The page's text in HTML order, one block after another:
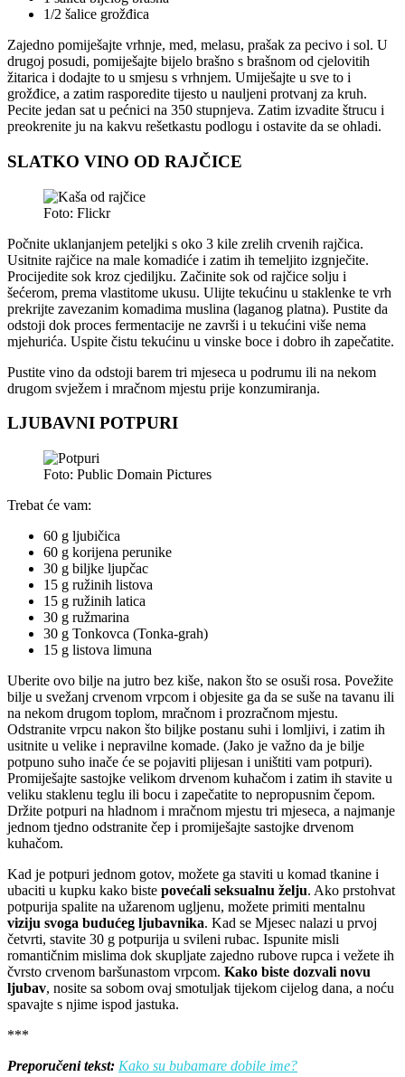
1/2 šalice grožđica
Zajedno pomiješajte vrhnje, med, melasu, prašak za pecivo i sol. U
drugoj posudi, pomiješajte bijelo brašno s brašnom od cjelovitih
žitarica i dodajte to u smjesu s vrhnjem. Umiješajte u sve to i
grožđice, a zatim rasporedite tijesto u nauljeni protvanj za kruh.
Pecite jedan sat u pećnici na 350 stupnjeva. Zatim izvadite štrucu i
preokrenite ju na kakvu rešetkastu podlogu i ostavite da se ohladi.
SLATKO VINO OD RAJČICE
Foto: Flickr
Počnite uklanjanjem peteljki s oko 3 kile zrelih crvenih rajčica.
Usitnite rajčice na male komadiće i zatim ih temeljito izgnječite.
Procijedite sok kroz cjediljku. Začinite sok od rajčice solju i
šećerom, prema vlastitome ukusu. Ulijte tekućinu u staklenke te vrh
prekrijte zavezanim komadima muslina (laganog platna). Pustite da
odstoji dok proces fermentacije ne završi i u tekućini više nema
mjehurića. Uspite čistu tekućinu u vinske boce i dobro ih zapečatite.
Pustite vino da odstoji barem tri mjeseca u podrumu ili na nekom
drugom svježem i mračnom mjestu prije konzumiranja.
LJUBAVNI POTPURI
Foto: Public Domain Pictures
Trebat će vam:
60 g ljubičica
60 g korijena perunike
30 g biljke ljupčac
15 g ružinih listova
15 g ružinih latica
30 g ružmarina
30 g Tonkovca (Tonka-grah)
15 g listova limuna
Uberite ovo bilje na jutro bez kiše, nakon što se osuši rosa. Povežite
bilje u svežanj crvenom vrpcom i objesite ga da se suše na tavanu ili
na nekom drugom toplom, mračnom i prozračnom mjestu.
Odstranite vrpcu nakon što biljke postanu suhi i lomljivi, i zatim ih
usitnite u velike i nepravilne komade. (Jako je važno da je bilje
potpuno suho inače će se pojaviti plijesan i uništiti vam potpuri).
Promiješajte sastojke velikom drvenom kuhačom i zatim ih stavite u
veliku staklenu teglu ili bocu i zapečatite to nepropusnim čepom.
Držite potpuri na hladnom i mračnom mjestu tri mjeseca, a najmanje
jednom tjedno odstranite čep i promiješajte sastojke drvenom
kuhačom.
Kad je potpuri jednom gotov, možete ga staviti u komad tkanine i
ubaciti u kupku kako biste povećali seksualnu želju. Ako prstohvat
potpurija spalite na užarenom ugljenu, možete primiti mentalnu
viziju svoga budućeg ljubavnika. Kad se Mjesec nalazi u prvoj
četvrti, stavite 30 g potpurija u svileni rubac. Ispunite misli
romantičnim mislima dok skupljate zajedno rubove rupca i vežete ih
čvrsto crvenom baršunastom vrpcom. Kako biste dozvali novu
ljubav, nosite sa sobom ovaj smotuljak tijekom cijelog dana, a noću
spavajte s njime ispod jastuka.
***
Preporučeni tekst: Kako su bubamare dobile ime?